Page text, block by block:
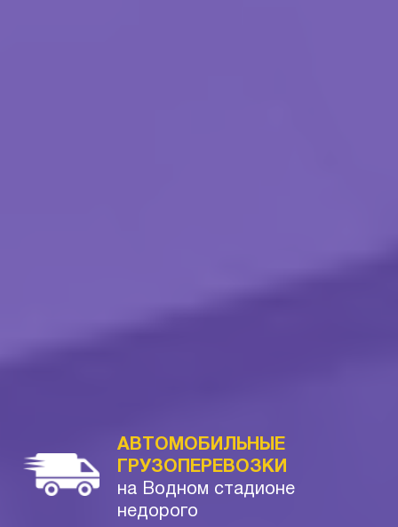
АВТОМОБИЛЬНЫЕ
ГРУЗОПЕРЕВОЗКИ
на Водном стадионе
недорого